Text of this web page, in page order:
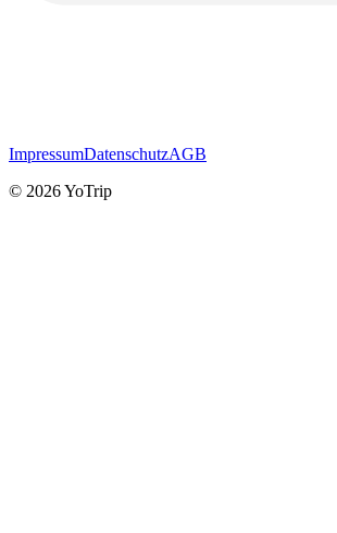
ImpressumDatenschutzAGB
© 2026 YoTrip